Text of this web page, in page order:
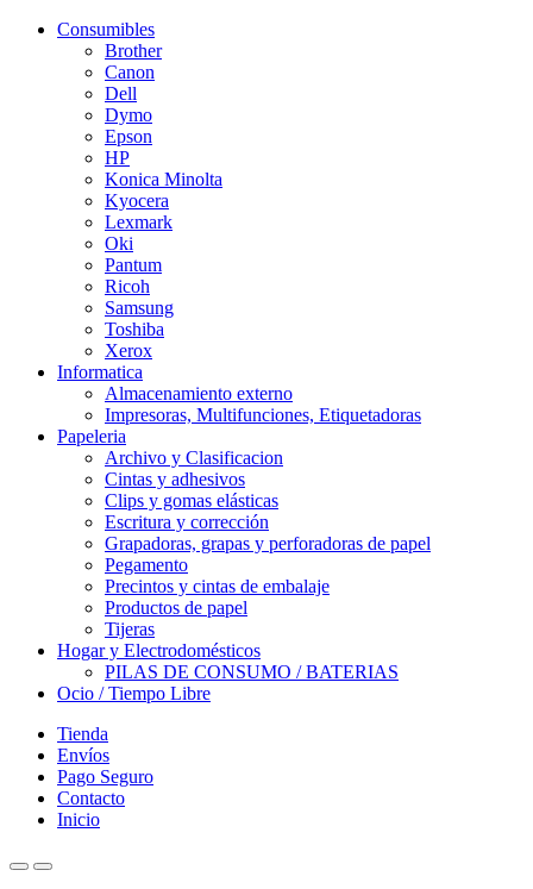
Consumibles
Brother
Canon
Dell
Dymo
Epson
HP
Konica Minolta
Kyocera
Lexmark
Oki
Pantum
Ricoh
Samsung
Toshiba
Xerox
Informatica
Almacenamiento externo
Impresoras, Multifunciones, Etiquetadoras
Papeleria
Archivo y Clasificacion
Cintas y adhesivos
Clips y gomas elásticas
Escritura y corrección
Grapadoras, grapas y perforadoras de papel
Pegamento
Precintos y cintas de embalaje
Productos de papel
Tijeras
Hogar y Electrodomésticos
PILAS DE CONSUMO / BATERIAS
Ocio / Tiempo Libre
Tienda
Envíos
Pago Seguro
Contacto
Inicio